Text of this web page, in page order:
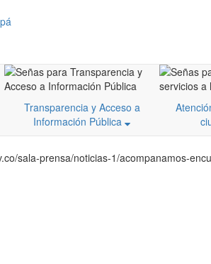
Transparencia y Acceso a
Información Pública
sala-prensa/noticias-1/acompanamos-